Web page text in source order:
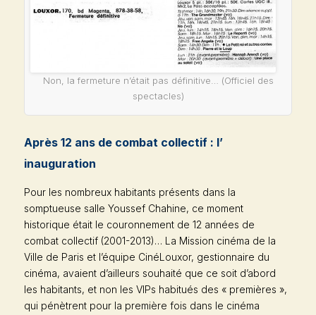
Non, la fermeture n’était pas définitive… (Officiel des
spectacles)
Après 12 ans de combat collectif : l’
inauguration
Pour les nombreux habitants présents dans la
somptueuse salle Youssef Chahine, ce moment
historique était le couronnement de 12 années de
combat collectif (2001-2013)… La Mission cinéma de la
Ville de Paris et l’équipe CinéLouxor, gestionnaire du
cinéma, avaient d’ailleurs souhaité que ce soit d’abord
les habitants, et non les VIPs habitués des « premières »,
qui pénètrent pour la première fois dans le cinéma